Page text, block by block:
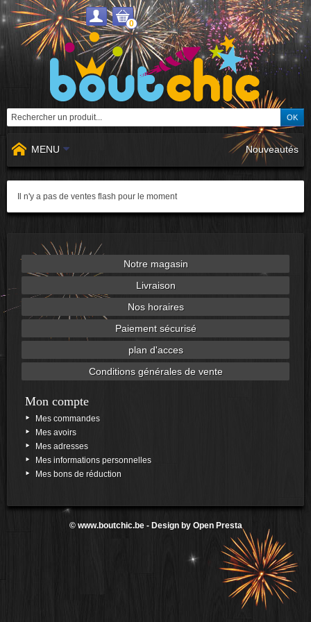
0
MENU Nouveautés
Il n'y a pas de ventes flash pour le moment
Notre magasin
Livraison
Nos horaires
Paiement sécurisé
plan d'acces
Conditions générales de vente
Mon compte
Mes commandes
Mes avoirs
Mes adresses
Mes informations personnelles
Mes bons de réduction
© www.boutchic.be- Design by Open Presta